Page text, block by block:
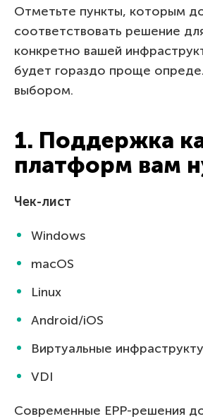
Отметьте пункты, которым
соответствовать решение
конкретно вашей
будет гораздо проще
выбором.
1. Поддержка
платформ вам
Чек-лист
Windows
macOS
Linux
Android/iOS
Виртуальные
VDI
Современные EPP-решения